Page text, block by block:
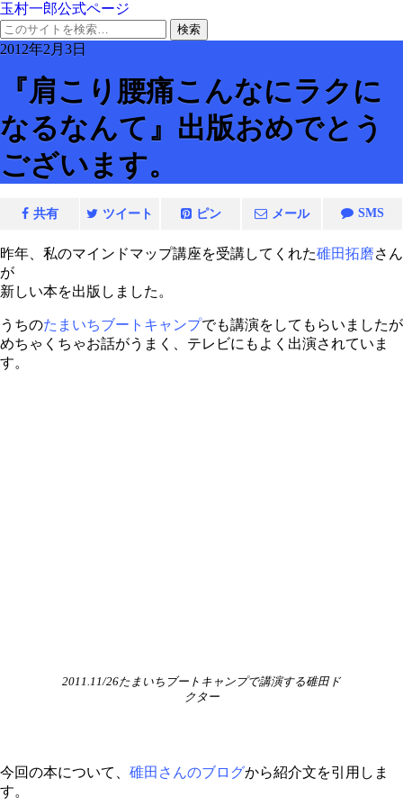
玉村一郎公式ページ
2012年2月3日
『肩こり腰痛こんなにラクに
なるなんて』出版おめでとう
ございます。
共有 ツイート ピン メール SMS
昨年、私のマインドマップ講座を受講してくれた碓田拓磨さん
が
新しい本を出版しました。
うちのたまいちブートキャンプでも講演をしてもらいましたが
めちゃくちゃお話がうまく、テレビにもよく出演されていま
す。
2011.11/26たまいちブートキャンプで講演する碓田ド
クター
今回の本について、 碓田さんのブログから紹介文を引用しま
す。